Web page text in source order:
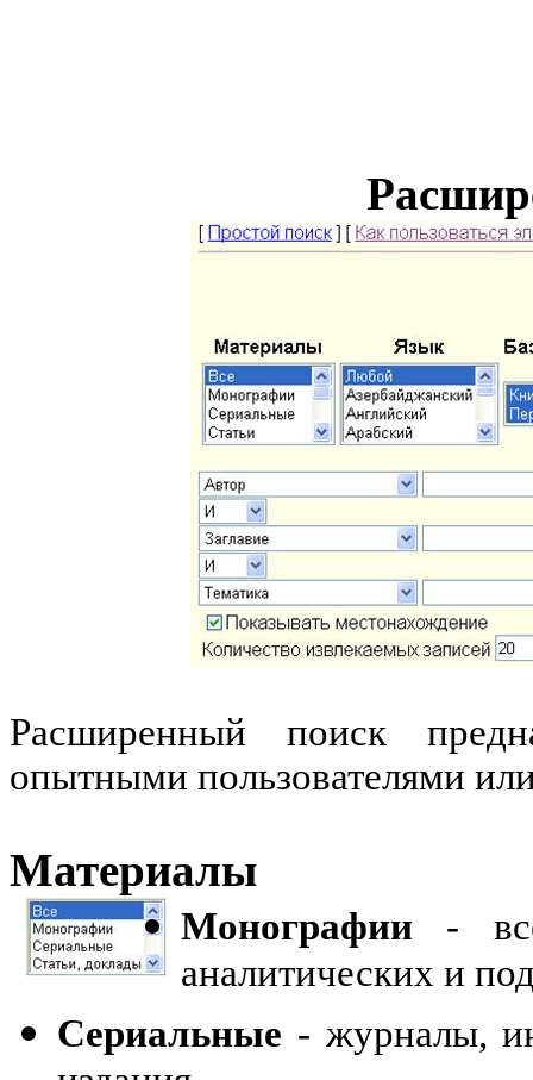
Расширенный поиск
опытными пользователями
Материалы
Монографии -
аналитических и
Сериальные - журналы,